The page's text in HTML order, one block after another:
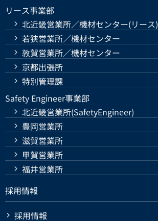
リース事業部
北近畿営業所／機材センター(リース)
若狭営業所／機材センター
敦賀営業所／機材センター
京都出張所
特別管理課
Safety Engineer事業部
北近畿営業所(SafetyEngineer)
豊岡営業所
滋賀営業所
甲賀営業所
福井営業所
採用情報
採用情報